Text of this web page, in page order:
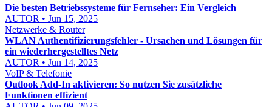
Die besten Betriebssysteme für Fernseher: Ein Vergleich
AUTOR • Jun 15, 2025
Netzwerke & Router
WLAN Authentifizierungsfehler - Ursachen und Lösungen für
ein wiederhergestelltes Netz
AUTOR • Jun 14, 2025
VoIP & Telefonie
Outlook Add-In aktivieren: So nutzen Sie zusätzliche
Funktionen effizient